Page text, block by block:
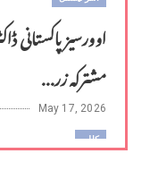
اوورسیز پاکستانی
مشترکہ زر...
May 17, 2026
کالم